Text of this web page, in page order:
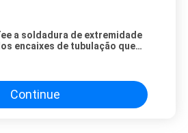
a soldadura de extremidade
encaixes de tubulação que
Continue